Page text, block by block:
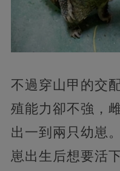
不過穿山甲的交
殖能力卻不強，
出一到兩只幼崽
崽出生后想要活